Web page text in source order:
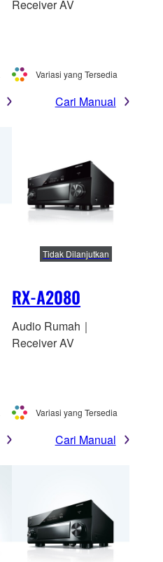
Receiver AV
Variasi yang Tersedia
Cari Manual
RX-A2080
Tidak Dilanjutkan
Audio Rumah｜
Receiver AV
Variasi yang Tersedia
Cari Manual